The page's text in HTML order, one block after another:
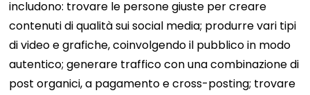
includono: trovare le persone giuste per creare
contenuti di qualità sui social media; produrre vari tipi
di video e grafiche, coinvolgendo il pubblico in modo
autentico; generare traffico con una combinazione di
post organici, a pagamento e cross-posting; trovare